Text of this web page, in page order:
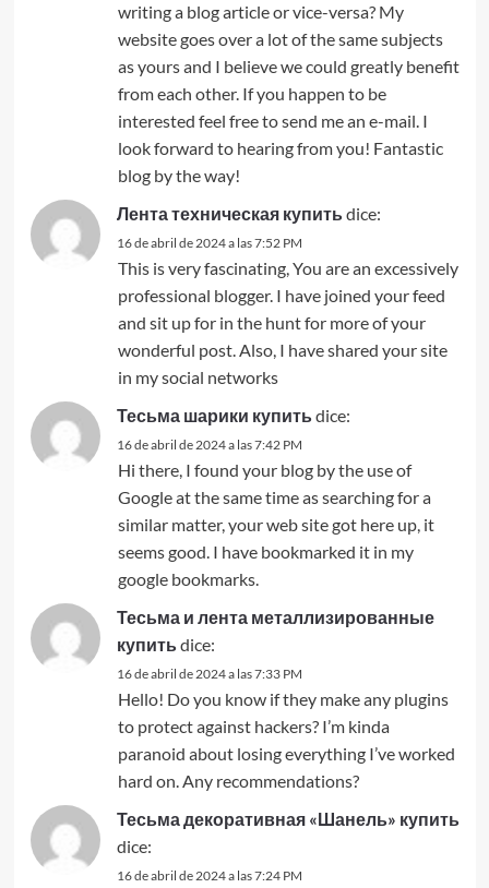
writing a blog article or vice-versa? My
website goes over a lot of the same subjects
as yours and I believe we could greatly benefit
from each other. If you happen to be
interested feel free to send me an e-mail. I
look forward to hearing from you! Fantastic
blog by the way!
Лента техническая купить dice:
16 de abril de 2024 a las 7:52 PM
This is very fascinating, You are an excessively
professional blogger. I have joined your feed
and sit up for in the hunt for more of your
wonderful post. Also, I have shared your site
in my social networks
Тесьма шарики купить dice:
16 de abril de 2024 a las 7:42 PM
Hi there, I found your blog by the use of
Google at the same time as searching for a
similar matter, your web site got here up, it
seems good. I have bookmarked it in my
google bookmarks.
Тесьма и лента металлизированные
купить dice:
16 de abril de 2024 a las 7:33 PM
Hello! Do you know if they make any plugins
to protect against hackers? I’m kinda
paranoid about losing everything I’ve worked
hard on. Any recommendations?
Тесьма декоративная «Шанель» купить
dice:
16 de abril de 2024 a las 7:24 PM